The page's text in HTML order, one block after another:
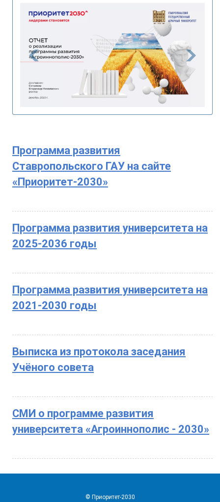
Программа развития
Ставропольского ГАУ на сайте
«Приоритет-2030»
Программа развития университета на
2025-2036 годы
Программа развития университета на
2021-2030 годы
Выписка из протокола заседания
Учёного совета
СМИ о программе развития
университета «Агроиннополис - 2030»
© Приоритет-2030